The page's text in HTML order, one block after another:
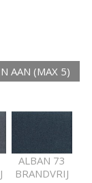
AAN (MAX 5)
ALBAN 73
BRANDVRIJ